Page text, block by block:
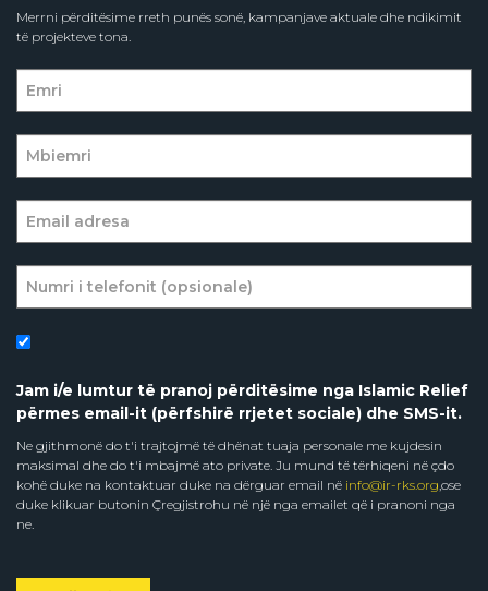
Merrni përditësime rreth punës sonë, kampanjave aktuale dhe ndikimit
të projekteve tona.
Jam i/e lumtur të pranoj përditësime nga Islamic Relief
përmes email-it (përfshirë rrjetet sociale) dhe SMS-it.
Ne gjithmonë do t'i trajtojmë të dhënat tuaja personale me kujdesin
maksimal dhe do t'i mbajmë ato private. Ju mund të tërhiqeni në çdo
kohë duke na kontaktuar duke na dërguar email në info@ir-rks.org,ose
duke klikuar butonin Çregjistrohu në një nga emailet që i pranoni nga
ne.